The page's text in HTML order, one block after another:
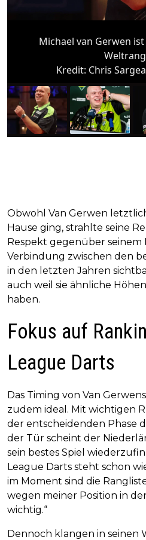
Michael van Gerwen
Kredit: Chris
Obwohl Van Gerwen
Hause ging, strahlte seine
Respekt gegenüber seinem
Verbindung zwischen den
in den letzten Jahren
auch weil sie ähnliche
haben.
Fokus auf
League Darts
Das Timing von Van
zudem ideal. Mit wichtigen
der entscheidenden Phase
der Tür scheint der
sein bestes Spiel
League Darts steht schon
im Moment sind die
wegen meiner Position in
wichtig.“
Dennoch klangen in seinen